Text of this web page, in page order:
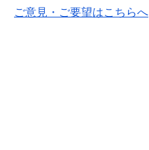
ご意見・ご要望はこちらへ